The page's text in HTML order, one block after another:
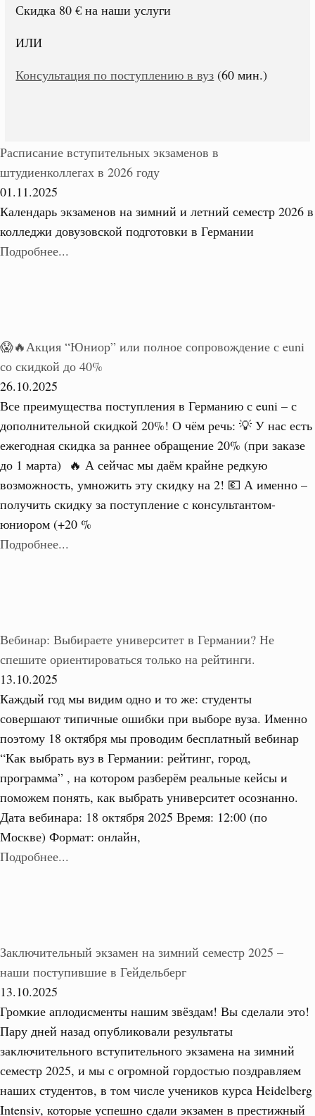
Скидка 80 € на наши услуги
ИЛИ
Консультация по поступлению в вуз (60 мин.)
Расписание вступительных экзаменов в
штудиенколлегах в 2026 году
01.11.2025
Календарь экзаменов на зимний и летний семестр 2026 в
колледжи довузовской подготовки в Германии
Подробнее...
😱🔥Акция “Юниор” или полное сопровождение с euni
со скидкой до 40%
26.10.2025
Все преимущества поступления в Германию с euni – с
дополнительной скидкой 20%! О чём речь: 💡 У нас есть
ежегодная скидка за раннее обращение 20% (при заказе
до 1 марта) 🔥 А сейчас мы даём крайне редкую
возможность, умножить эту скидку на 2! 💶 А именно –
получить скидку за поступление с консультантом-
юниором (+20 %
Подробнее...
Вебинар: Выбираете университет в Германии? Не
спешите ориентироваться только на рейтинги.
13.10.2025
Каждый год мы видим одно и то же: студенты
совершают типичные ошибки при выборе вуза. Именно
поэтому 18 октября мы проводим бесплатный вебинар
“Как выбрать вуз в Германии: рейтинг, город,
программа” , на котором разберём реальные кейсы и
поможем понять, как выбрать университет осознанно.
Дата вебинара: 18 октября 2025 Время: 12:00 (по
Москве) Формат: онлайн,
Подробнее...
Заключительный экзамен на зимний семестр 2025 –
наши поступившие в Гейдельберг
13.10.2025
Громкие аплодисменты нашим звёздам! Вы сделали это!
Пару дней назад опубликовали результаты
заключительного вступительного экзамена на зимний
семестр 2025, и мы с огромной гордостью поздравляем
наших студентов, в том числе учеников курса Heidelberg
Intensiv, которые успешно сдали экзамен в престижный